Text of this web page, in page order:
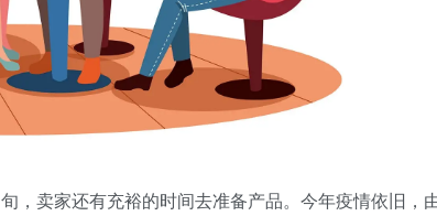
，卖家还有充裕的时间去准备产品。今年疫情依旧，